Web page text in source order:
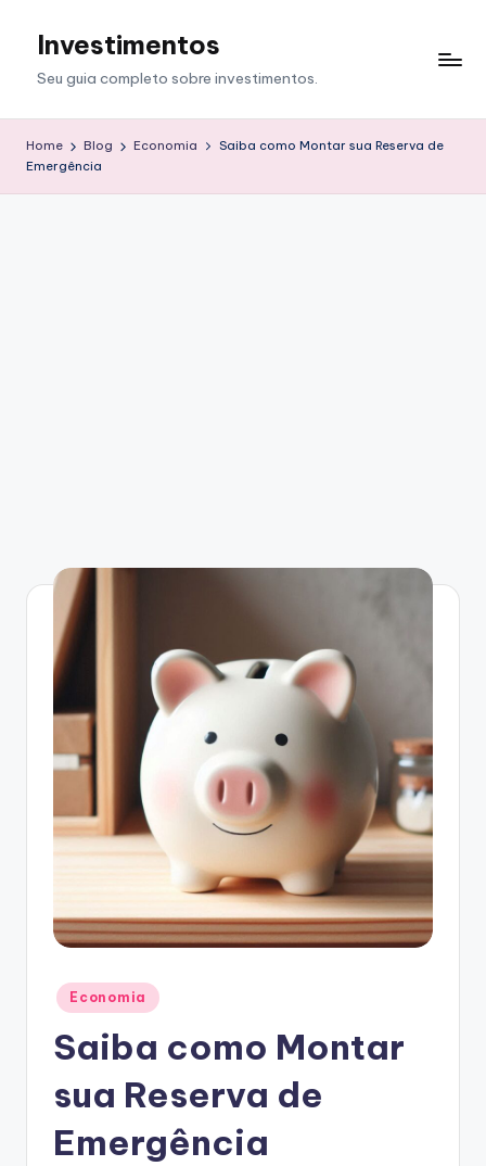
Investimentos
Seu guia completo sobre investimentos.
Home Blog Economia
Saiba como Montar sua Reserva de
Emergência
Posted
in
Economia
Saiba como Montar
sua Reserva de
Emergência